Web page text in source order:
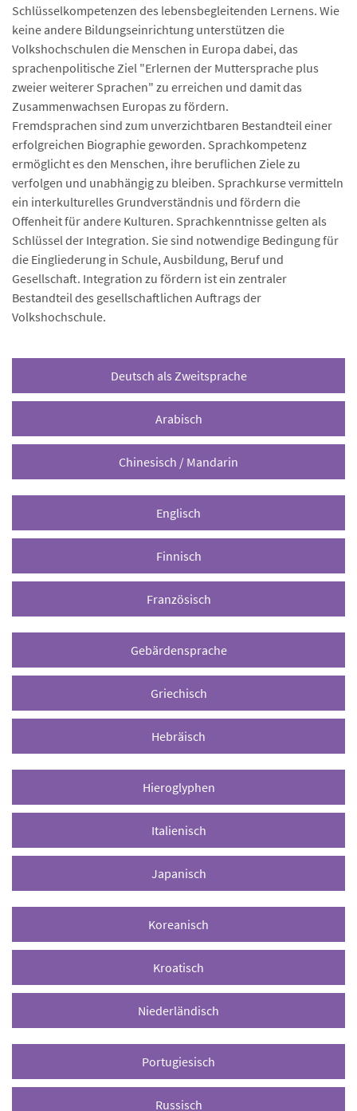
Schlüsselkompetenzen des lebensbegleitenden Lernens. Wie
keine andere Bildungseinrichtung unterstützen die
Volkshochschulen die Menschen in Europa dabei, das
sprachenpolitische Ziel "Erlernen der Muttersprache plus
zweier weiterer Sprachen" zu erreichen und damit das
Zusammenwachsen Europas zu fördern.
Fremdsprachen sind zum unverzichtbaren Bestandteil einer
erfolgreichen Biographie geworden. Sprachkompetenz
ermöglicht es den Menschen, ihre beruflichen Ziele zu
verfolgen und unabhängig zu bleiben. Sprachkurse vermitteln
ein interkulturelles Grundverständnis und fördern die
Offenheit für andere Kulturen. Sprachkenntnisse gelten als
Schlüssel der Integration. Sie sind notwendige Bedingung für
die Eingliederung in Schule, Ausbildung, Beruf und
Gesellschaft. Integration zu fördern ist ein zentraler
Bestandteil des gesellschaftlichen Auftrags der
Volkshochschule.
Deutsch als Zweitsprache
Arabisch
Chinesisch / Mandarin
Englisch
Finnisch
Französisch
Gebärdensprache
Griechisch
Hebräisch
Hieroglyphen
Italienisch
Japanisch
Koreanisch
Kroatisch
Niederländisch
Portugiesisch
Russisch